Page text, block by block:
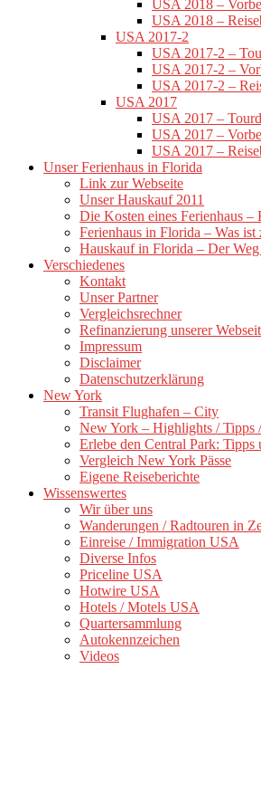
USA 2018 –
USA 2018 –
USA 2017-2
USA 2017-2 –
USA 2017-2 –
USA 2017-2 –
USA 2017
USA 2017 –
USA 2017 –
USA 2017 –
Unser Ferienhaus in Florida
Link zur Webseite
Unser Hauskauf 2011
Die Kosten eines Ferienhaus
Ferienhaus in Florida – Was ist
Hauskauf in Florida – Der
Verschiedenes
Kontakt
Unser Partner
Vergleichsrechner
Refinanzierung unserer
Impressum
Disclaimer
Datenschutzerklärung
New York
Transit Flughafen – City
New York – Highlights / Tipps
Erlebe den Central Park:
Vergleich New York Pässe
Eigene Reiseberichte
Wissenswertes
Wir über uns
Wanderungen / Radtouren in
Einreise / Immigration USA
Diverse Infos
Priceline USA
Hotwire USA
Hotels / Motels USA
Quartersammlung
Autokennzeichen
Videos